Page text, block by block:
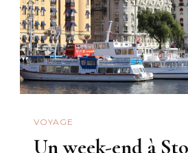
VOYAGE
Un week-end à